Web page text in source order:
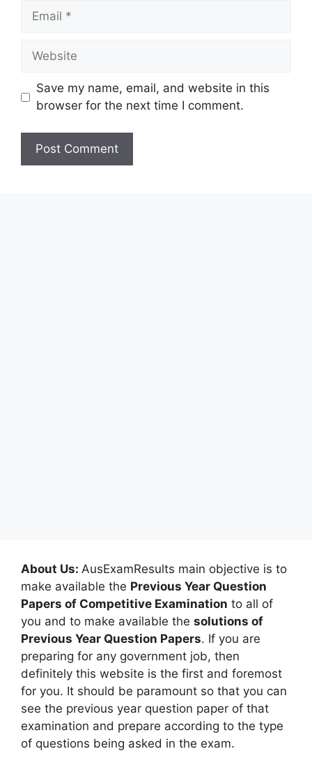
Email
Website
Save my name, email, and website in this
browser for the next time I comment.
About Us: AusExamResults main objective is to
make available the Previous Year Question
Papers of Competitive Examination to all of
you and to make available the solutions of
Previous Year Question Papers. If you are
preparing for any government job, then
definitely this website is the first and foremost
for you. It should be paramount so that you can
see the previous year question paper of that
examination and prepare according to the type
of questions being asked in the exam.